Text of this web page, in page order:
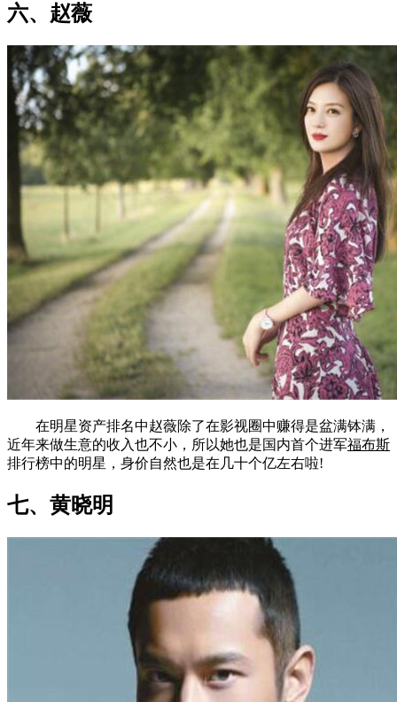
六、赵薇
在明星资产排名中赵薇除了在影视圈中赚得是盆满钵满，
近年来做生意的收入也不小，所以她也是国内首个进军福布斯
排行榜中的明星，身价自然也是在几十个亿左右啦!
七、黄晓明